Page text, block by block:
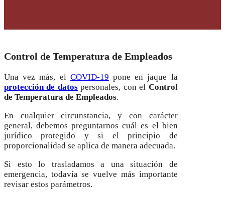
Control de Temperatura de Empleados
Una vez más, el COVID-19 pone en jaque la
protección de datospersonales, con el Control
de Temperatura de Empleados.
En cualquier circunstancia, y con carácter
general, debemos preguntarnos cuál es el bien
jurídico protegido y si el principio de
proporcionalidad se aplica de manera adecuada.
Si esto lo trasladamos a una situación de
emergencia, todavía se vuelve más importante
revisar estos parámetros.